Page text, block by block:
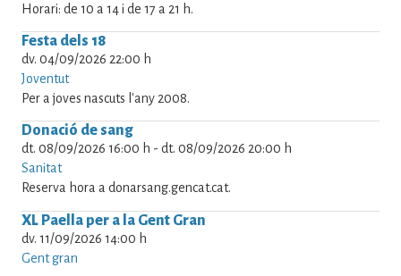
Horari: de 10 a 14 i de 17 a 21 h.
Festa dels 18
dv. 04/09/2026 22:00 h
Joventut
Per a joves nascuts l'any 2008.
Donació de sang
dt. 08/09/2026 16:00 h - dt. 08/09/2026 20:00 h
Sanitat
Reserva hora a donarsang.gencat.cat.
XL Paella per a la Gent Gran
dv. 11/09/2026 14:00 h
Gent gran